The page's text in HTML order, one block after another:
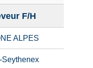
F/H
ALPES
Seythenex